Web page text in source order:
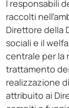
I responsabili
raccolti
Direttore della
sociali e il
centrale per la
trattamento
realizzazione
attribuito ai